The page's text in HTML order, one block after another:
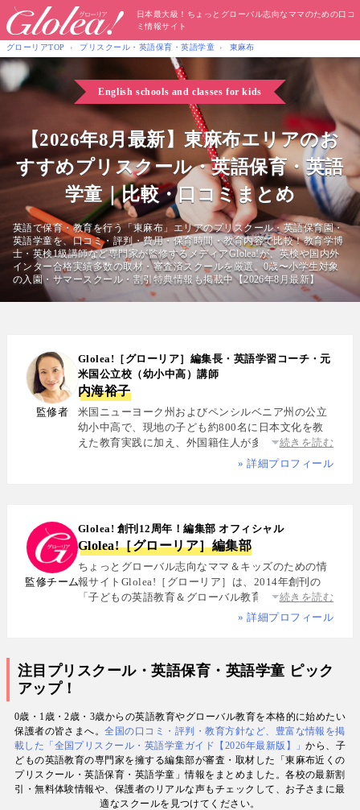
日本最大級！ちょっとグローバル志向なママのための口コ
ミ情報サイト
グローリアTOP プリスクール・英語保育・英語学童 東麻布
English schools and classes for kids
【2026年8月最新】東麻布エリアのお
すすめプリスクール・英語保育・英語
学童｜比較・口コミまとめ
英語で保育・教育を行う「東麻布」エリアのプリスクール・英語保育園・
英語学童を、口コミ・評判・費用・保育時間・教育内容で比較！教育学博
士・英検1級講師など専門家が監修するメディアGlolea!が、英検や国内外
インター合格実績多数の取材・審査済スクールを厳選。0歳〜小学生対象
の入園・サマースクール・割引特典情報も掲載中【2026年8月最新】
監修者
Glolea!［グローリア］編集長・英語学習コーチ・元
米国公立校（幼小中高）講師
内海裕子
米国ニューヨーク州およびペンシルベニア州の公立
幼小中高で、現地の子ども約800名に日本文化を教
えた教育実践に加え、外国籍住人が多数を占める多
国籍シェアハウスで約5年間生活し、リアルな多文化
スペイン語・中国語・日本語の4言語を駆使し、世界
中の女性や母親と対話・取材を継続. 親子留学、バイ
リンガル育児、おうち英語、子どもオンライン英会
話に関する実体験に基づく信頼性の高い情報を発信
している. 著書に『子育てツイッター入門』ほか、日
経、AERA、NewsPicksなどでの寄稿・監修実績多数
続きを読む
» 詳細プロフィール
監修チーム
Glolea! 創刊12周年！編集部 オフィシャル
Glolea!［グローリア］編集部
ちょっとグローバル志向なママ＆キッズのための情
報サイトGlolea!［グローリア］は、2014年創刊の
「子どもの英語教育＆グローバル教育」に特化した
専門メディア. 英語にはじめて触れるお子様から帰国
800名にグローバル教育を実践した英語学習コーチ.
で子育て中のワーキングママなど多様な専門家が多
数. 日経・AERA with kids・AERA・NewsPicks等の
情報提供・寄稿・監修実績も豊富な“世界と子どもの
未来をつなぐ情報ハブ”です。
続きを読む
» 詳細プロフィール
注目プリスクール・英語保育・英語学童 ピック
アップ！
0歳・1歳・2歳・3歳からの英語教育やグローバル教育を本格的に始めたい
保護者の皆さまへ。全国の口コミ・評判・教育方針など、豊富な情報を掲
載した「全国プリスクール・英語学童ガイド【2026年最新版】」から、子
どもの英語教育の専門家を擁する編集部が審査・取材した「東麻布近くの
プリスクール・英語保育・英語学童」情報をまとめました。各校の最新割
引・無料体験情報や、保護者のリアルな声もチェックして、お子さまに最
適なスクールを見つけてください。